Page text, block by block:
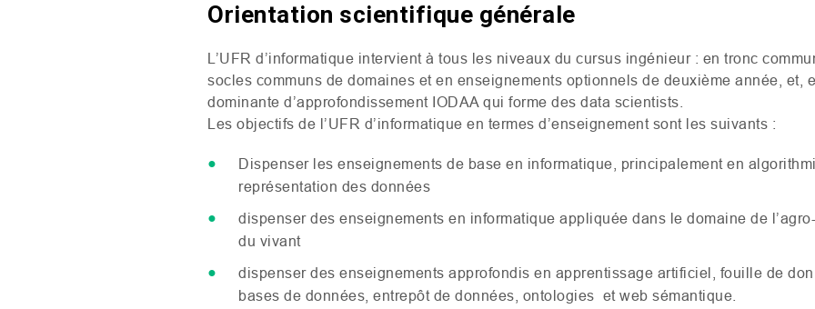
Orientation scientifique générale
L’UFR d’informatique intervient à tous les niveaux du cursus ingénieur : en tronc
socles communs de domaines et en enseignements optionnels de deuxième année, et,
dominante d’approfondissement IODAA qui forme des data scientists.
Les objectifs de l’UFR d’informatique en termes d’enseignement sont les suivants :
Dispenser les enseignements de base en informatique, principalement en
représentation des données
dispenser des enseignements en informatique appliquée dans le domaine de
du vivant
dispenser des enseignements approfondis en apprentissage artificiel, fouille de
bases de données, entrepôt de données, ontologies et web sémantique.